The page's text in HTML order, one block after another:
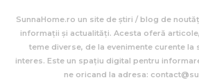
SunnaHome.ro un site de știri / blog de
informații și actualități. Acesta oferă
teme diverse, de la evenimente curente
interes. Este un spațiu digital pentru
ne oricand la adresa: